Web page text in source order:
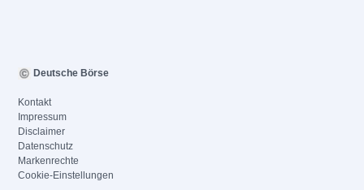
Deutsche Börse
Kontakt
Impressum
Disclaimer
Datenschutz
Markenrechte
Cookie-Einstellungen